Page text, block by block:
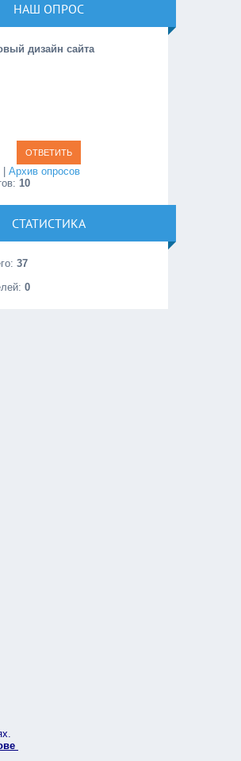
НАШ ОПРОС
дизайн сайта
|Архив опросов
10
СТАТИСТИКА
37
0